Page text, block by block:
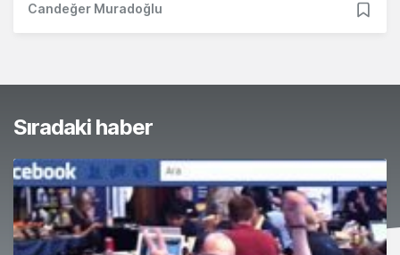
Candeğer Muradoğlu
Sıradaki haber